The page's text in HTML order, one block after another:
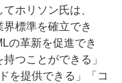
ホリソン氏は、
界標準を確立でき
の革新を促進でき
つことができる」
を提供できる」「コ